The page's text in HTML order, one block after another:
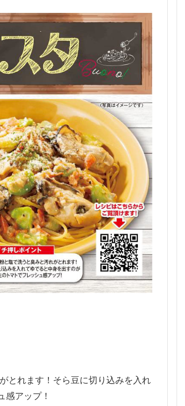
とれます！そら豆に切り込みを入れ
感アップ！